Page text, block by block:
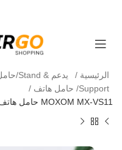
الرئيسية
يدعم & Stand/حامل وشاحن لاسلكي
Support/ حامل هاتف
MOXOM MX-VS11 حامل هاتف وتابلت قابل للتعديل 360 درجة